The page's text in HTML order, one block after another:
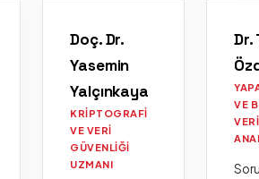
Doç. Dr.
Yasemin
Yalçınkaya
KRIPTOGRAFI
VE VERI
GÜVENLIĞI
UZMANI
Dr.
VE
VERI